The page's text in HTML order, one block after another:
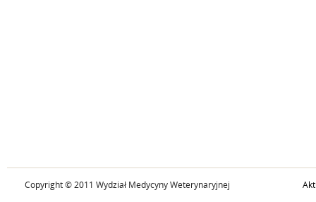
Copyright © 2011 Wydział Medycyny Weterynaryjnej